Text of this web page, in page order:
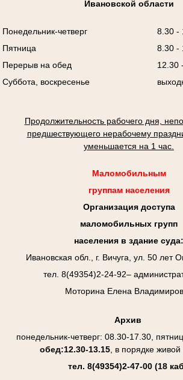
Ивановской области
Понедельник-четверг
8.30 -
Пятница
8.30 -
Перерыв на обед
12.30
Суббота, воскресенье
Продолжительность рабочего дня,
предшествующего нерабочему
уменьшается на 1 час.
Маломобильным
группам населения
Организация доступа
маломобильных групп
населения в здание суда:
Ивановская обл., г. Вичуга, ул. 50 лет
тел. 8(49354)2-24-92–
Моторина Елена
Архив
понедельник-четверг: 08.30-17.30,
обед:12.30-13.15, в порядке живой
тел. 8(49354)2-47-00 (18